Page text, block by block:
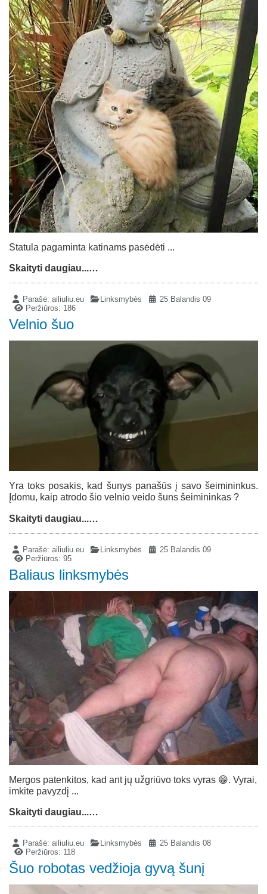
Statula pagaminta katinams pasėdėti ...
Skaityti daugiau...…
Parašė:ailiuliu.eu Linksmybės
25 Balandis 09
Peržiūros: 186
Velnio šuo
Yra toks posakis, kad šunys panašūs į savo šeimininkus.
Įdomu, kaip atrodo šio velnio veido šuns šeimininkas ?
Skaityti daugiau...…
Parašė:ailiuliu.eu Linksmybės
25 Balandis 09
Peržiūros: 95
Baliaus linksmybės
Mergos patenkitos, kad ant jų užgriūvo toks vyras 😁. Vyrai,
imkite pavyzdį ...
Skaityti daugiau...…
Parašė:ailiuliu.eu Linksmybės
25 Balandis 08
Peržiūros: 118
Šuo robotas vedžioja gyvą šunį